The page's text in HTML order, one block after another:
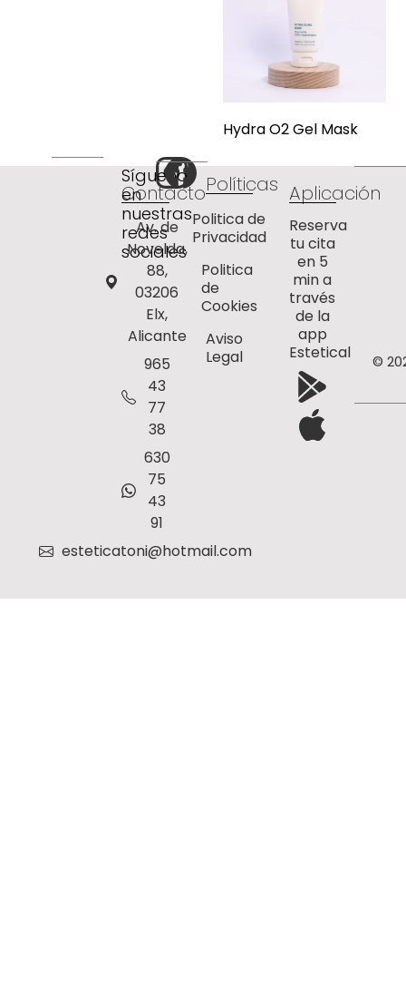
Hydra O2 Gel Mask
Síguenos
en
nuestras
redes
sociales
Contacto
Av. de
Novelda,
88,
03206
Elx,
Alicante
965
43
77
38
630
75
43
91
esteticatoni@hotmail.com
Políticas
Politica de
Privacidad
Politica
de
Cookies
Aviso
Legal
Aplicación
Reserva
tu cita
en 5
min a
través
de la
app
Estetical
©